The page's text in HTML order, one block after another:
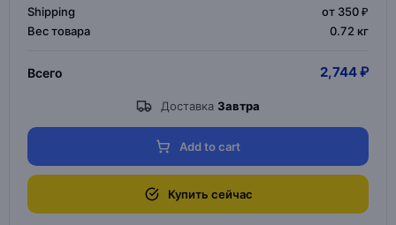
Shipping
от 350 ₽
Вес товара
0.72 кг
Всего 2,744 ₽
Доставка Завтра
Add to cart
Купить сейчас